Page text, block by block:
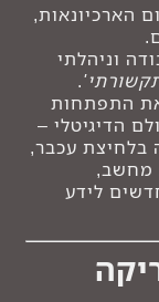
בתחום הארכיונאות,
וניהלתי
.
התפתחות
הדיגיטלי –
בלחיצת עכבר,
מחשב,
לידע